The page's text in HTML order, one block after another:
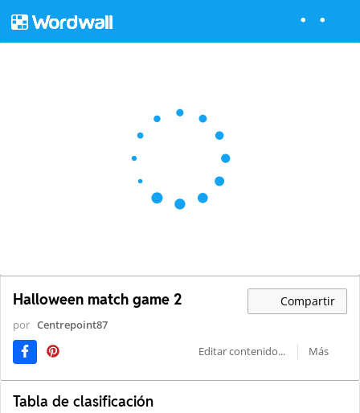
Halloween match game 2 Compartir
por Centrepoint87
Editar contenido...
Más
Tabla de clasificación